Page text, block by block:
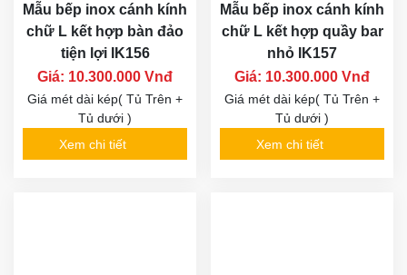
Mẫu bếp inox cánh kính
chữ L kết hợp bàn đảo
tiện lợi IK156
Giá: 10.300.000 Vnđ
Giá mét dài kép( Tủ Trên +
Tủ dưới )
Xem chi tiết
Mẫu bếp inox cánh kính
chữ L kết hợp quầy bar
nhỏ IK157
Giá: 10.300.000 Vnđ
Giá mét dài kép( Tủ Trên +
Tủ dưới )
Xem chi tiết